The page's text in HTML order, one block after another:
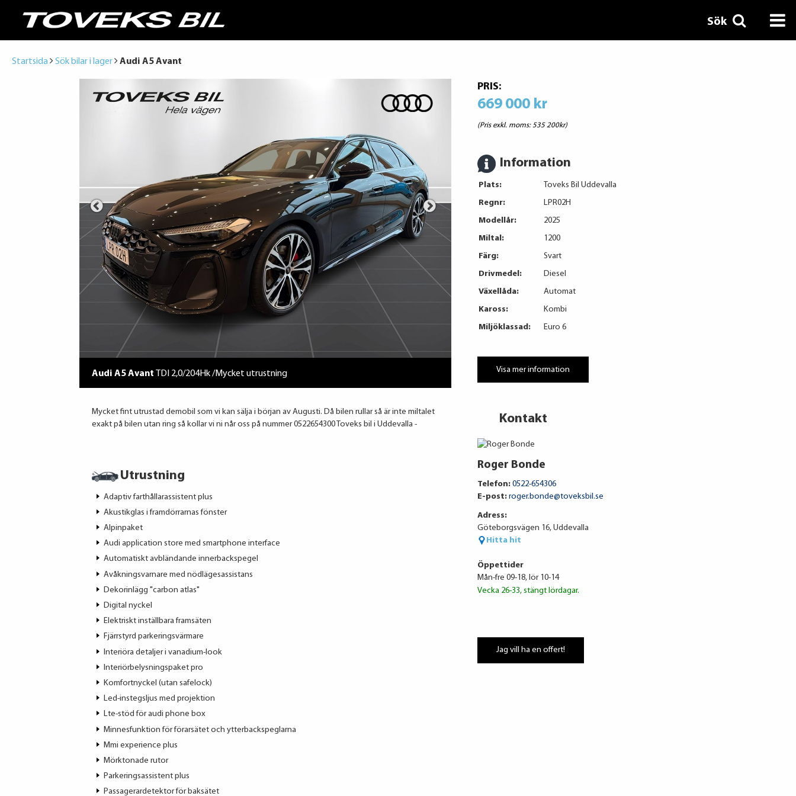
Sök
Startsida Sök bilar i lager Audi A5 Avant
Audi A5 Avant TDI 2,0/204Hk /Mycket utrustning
Mycket fint utrustad demobil som vi kan sälja i början av Augusti. Då bilen rullar så är inte miltalet
exakt på bilen utan ring så kollar vi ni når oss på nummer 0522654300 Toveks bil i Uddevalla -
Utrustning
Adaptiv farthållarassistent plus
Akustikglas i framdörrarnas fönster
Alpinpaket
Audi application store med smartphone interface
Automatiskt avbländande innerbackspegel
Avåkningsvarnare med nödlägesassistans
Dekorinlägg "carbon atlas"
Digital nyckel
Elektriskt inställbara framsäten
Fjärrstyrd parkeringsvärmare
Interiöra detaljer i vanadium-look
Interiörbelysningspaket pro
Komfortnyckel (utan safelock)
Led-instegsljus med projektion
Lte-stöd för audi phone box
Minnesfunktion för förarsätet och ytterbackspeglarna
Mmi experience plus
Mörktonade rutor
Parkeringsassistent plus
Passagerardetektor för baksätet
PRIS:
669 000 kr
(Pris exkl. moms: 535 200kr)
Information
Plats:
Toveks Bil Uddevalla
Regnr:
LPR02H
Modellår:
2025
Miltal:
1200
Färg:
Svart
Drivmedel:
Diesel
Växellåda:
Automat
Kaross:
Kombi
Miljöklassad:
Euro 6
Visa mer information
Kontakt
Roger Bonde
Telefon: 0522-654306
E-post: roger.bonde@toveksbil.se
Adress:
Göteborgsvägen 16, Uddevalla
Hitta hit
Öppettider
Mån-fre 09-18, lör 10-14
Vecka 26-33, stängt lördagar.
Jag vill ha en offert!